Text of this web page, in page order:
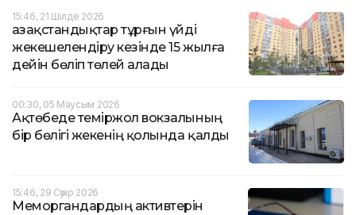
15:46, 21 Шілде 2026
Қазақстандықтар тұрғын үйді
жекешелендіру кезінде 15 жылға
дейін бөліп төлей алады
00:30, 05 Маусым 2026
Ақтөбеде теміржол вокзалының
бір бөлігі жекенің қолында қалды
15:46, 29 Сәуір 2026
Меморгандардың активтерін